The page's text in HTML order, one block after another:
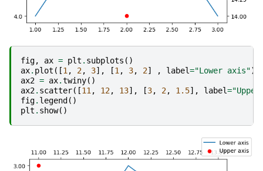
fig, ax = plt . subplots ()
ax. plot ([1 , 2, 3], [1 , 3, 2] , label="Lower axis")
ax2 = ax.twiny()
ax2. scatter([11 , 12, 13], [3, 2, 1.5], label=
fig. legend ()
plt . show()